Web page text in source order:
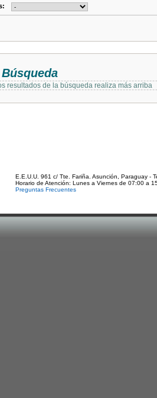
resultados de la búsqueda realiza más arriba
E.E.U.U. 961 c/ Tte. Fariña. Asunción, Paraguay -
Horario de Atención: Lunes a Viernes de 07:00 a
Preguntas Frecuentes